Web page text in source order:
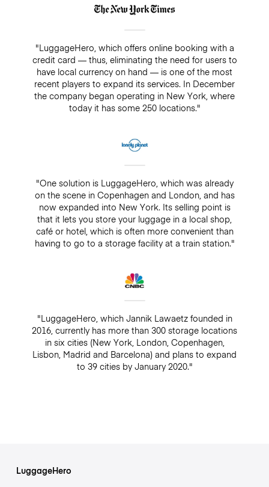
"LuggageHero, which offers online booking with a
credit card — thus, eliminating the need for users to
have local currency on hand — is one of the most
recent players to expand its services. In December
the company began operating in New York, where
today it has some 250 locations."
"One solution is LuggageHero, which was already
on the scene in Copenhagen and London, and has
now expanded into New York. Its selling point is
that it lets you store your luggage in a local shop,
café or hotel, which is often more convenient than
having to go to a storage facility at a train station."
"LuggageHero, which Jannik Lawaetz founded in
2016, currently has more than 300 storage locations
in six cities (New York, London, Copenhagen,
Lisbon, Madrid and Barcelona) and plans to expand
to 39 cities by January 2020."
LuggageHero